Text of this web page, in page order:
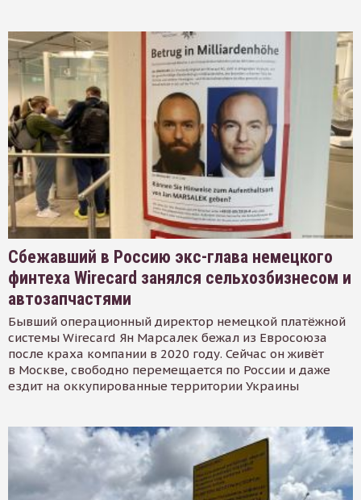
Сбежавший в Россию экс-глава немецкого
финтеха Wirecard занялся сельхозбизнесом и
автозапчастями
Бывший операционный директор немецкой платёжной
системы Wirecard Ян Марсалек бежал из Евросоюза
после краха компании в 2020 году. Сейчас он живёт
в Москве, свободно перемещается по России и даже
ездит на оккупированные территории Украины